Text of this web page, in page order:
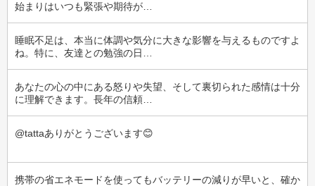
始まりはいつも緊張や期待が…
睡眠不足は、本当に体調や気分に大きな影響を与えるものですよ
ね。特に、友達との勉強の日…
あなたの心の中にある怒りや失望、そして裏切られた感情は十分
に理解できます。長年の信頼…
@tattaありがとうございます😊
携帯の省エネモードを使ってもバッテリーの減りが早いと、確か